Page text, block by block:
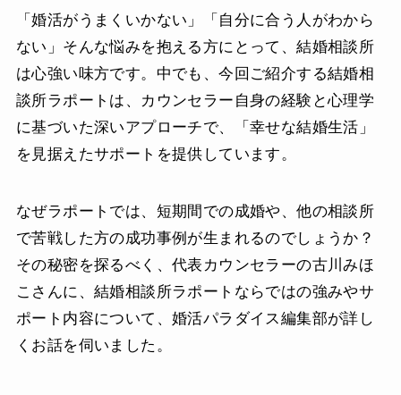
「婚活がうまくいかない」「自分に合う人がわから
ない」そんな悩みを抱える方にとって、結婚相談所
は心強い味方です。中でも、今回ご紹介する結婚相
談所ラポートは、カウンセラー自身の経験と心理学
に基づいた深いアプローチで、「幸せな結婚生活」
を見据えたサポートを提供しています。
なぜラポートでは、短期間での成婚や、他の相談所
で苦戦した方の成功事例が生まれるのでしょうか？
その秘密を探るべく、代表カウンセラーの古川みほ
こさんに、結婚相談所ラポートならではの強みやサ
ポート内容について、婚活パラダイス編集部が詳し
くお話を伺いました。